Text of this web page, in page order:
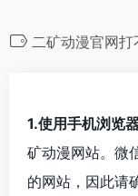
二矿动漫官网打
1.使用手机浏览
矿动漫网站。微
的网站，因此请